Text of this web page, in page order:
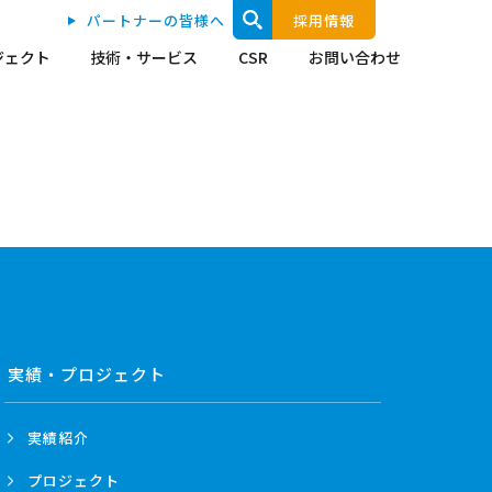
クト 技術・サービス CSR お問い合わせ
パートナーの皆様へ 採用情報
実績・プロジェクト
実績紹介
プロジェクト